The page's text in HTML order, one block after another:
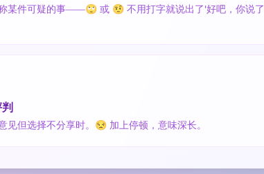
某件可疑的事——🙄 或 🤨 不用打字就说出了'好吧，你说了
见但选择不分享时。😒 加上停顿，意味深长。